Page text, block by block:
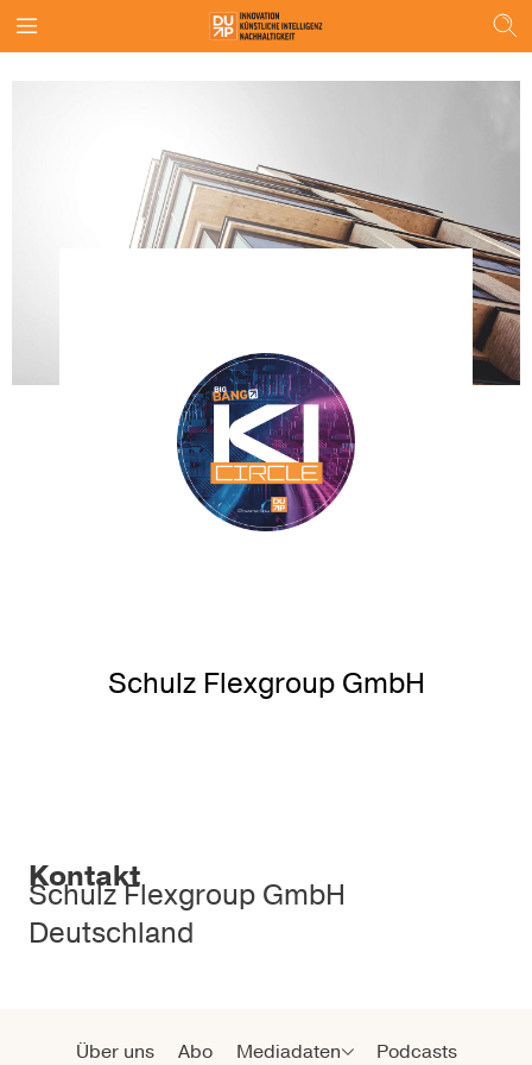
Schulz Flexgroup GmbH
Kontakt
Schulz Flexgroup GmbH
Deutschland
Über uns Abo Mediadaten Podcasts